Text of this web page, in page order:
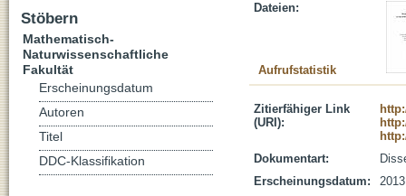
Dateien:
Aufrufstatistik
Zitierfähiger Link
(URI):
Dokumentart:
Erscheinungsdatum:
2013
Stöbern
Mathematisch-
Naturwissenschaftliche
Fakultät
Erscheinungsdatum
Autoren
Titel
DDC-Klassifikation